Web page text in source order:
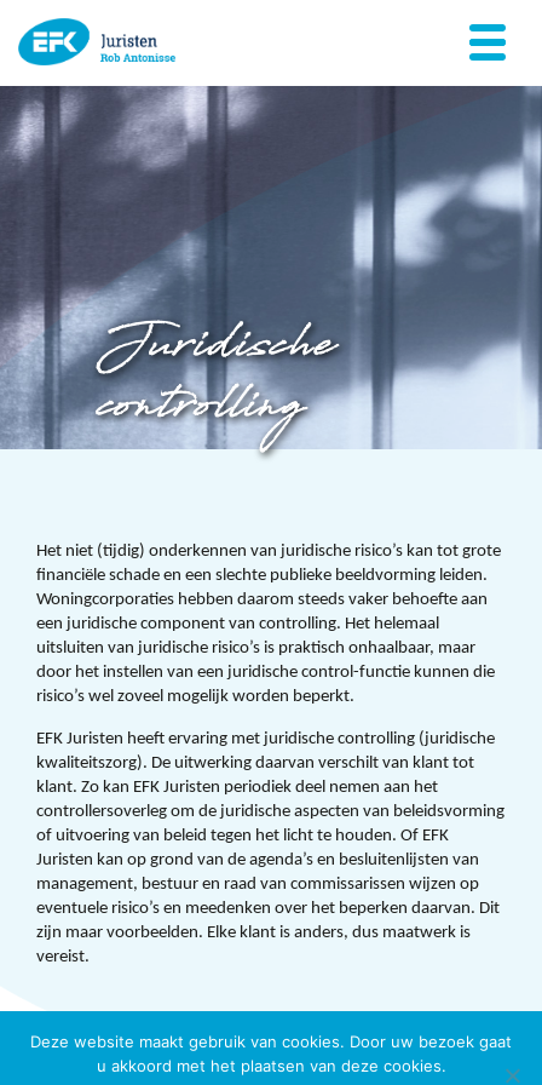
Juridische
controlling
Het niet (tijdig) onderkennen van juridische risico’s kan tot grote
financiële schade en een slechte publieke beeldvorming leiden.
Woningcorporaties hebben daarom steeds vaker behoefte aan
een juridische component van controlling. Het helemaal
uitsluiten van juridische risico’s is praktisch onhaalbaar, maar
door het instellen van een juridische control-functie kunnen die
risico’s wel zoveel mogelijk worden beperkt.
EFK Juristen heeft ervaring met juridische controlling (juridische
kwaliteitszorg). De uitwerking daarvan verschilt van klant tot
klant. Zo kan EFK Juristen periodiek deel nemen aan het
controllersoverleg om de juridische aspecten van beleidsvorming
of uitvoering van beleid tegen het licht te houden. Of EFK
Juristen kan op grond van de agenda’s en besluitenlijsten van
management, bestuur en raad van commissarissen wijzen op
eventuele risico’s en meedenken over het beperken daarvan. Dit
zijn maar voorbeelden. Elke klant is anders, dus maatwerk is
vereist.
Deze website maakt gebruik van cookies. Door uw bezoek gaat
u akkoord met het plaatsen van deze cookies.